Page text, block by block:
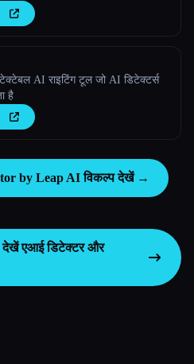
AI राइटिंग टूल जो AI डिटेक्टर्स
है
by Leap AI विकल्प देखें →
देखेंएआई डिटेक्टर और